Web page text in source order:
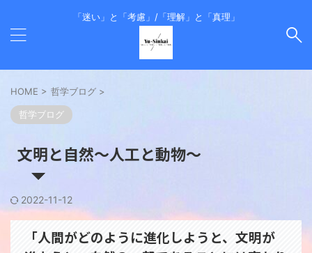
「迷い」と「考慮」/「理解」と「真理」
HOME > 哲学ブログ >
哲学ブログ
文明と自然～人工と動物～
2022-11-12
「人間がどのように進化しようと、文明が